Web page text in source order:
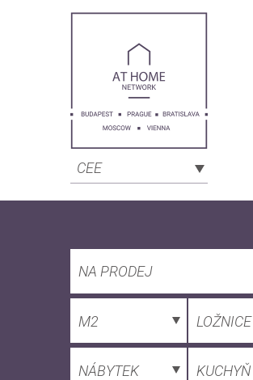
CEE
NA PRODEJ
M2 LOŽNICE
NÁBYTEK KUCHYŇ